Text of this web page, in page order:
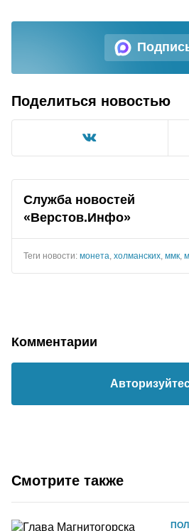
Поделиться новостью
Служба новостей
«Верстов.Инфо»
Теги новости: монета холманских ммк
Комментарии
Смотрите также